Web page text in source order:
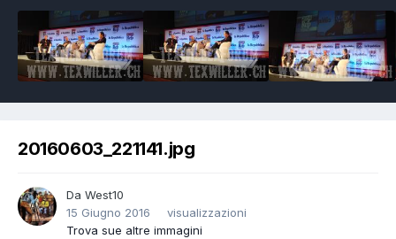
20160603_221141.jpg
Da West10
15 Giugno 2016
visualizzazioni
Trova sue altre immagini